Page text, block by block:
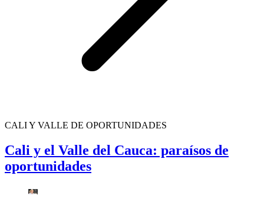
CALI Y VALLE DE OPORTUNIDADES
Cali y el Valle del Cauca: paraísos de
oportunidades